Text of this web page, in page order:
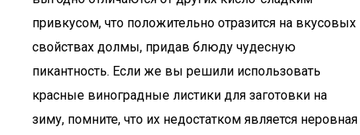
привкусом, что положительно отразится на вкусовых
свойствах долмы, придав блюду чудесную
пикантность. Если же вы решили использовать
красные виноградные листики для заготовки на
зиму, помните, что их недостатком является неровная